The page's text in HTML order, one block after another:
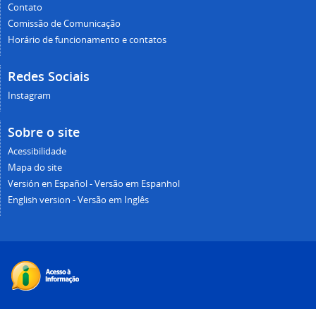
Contato
Comissão de Comunicação
Horário de funcionamento e contatos
Redes Sociais
Instagram
Sobre o site
Acessibilidade
Mapa do site
Versión en Español - Versão em Espanhol
English version - Versão em Inglês